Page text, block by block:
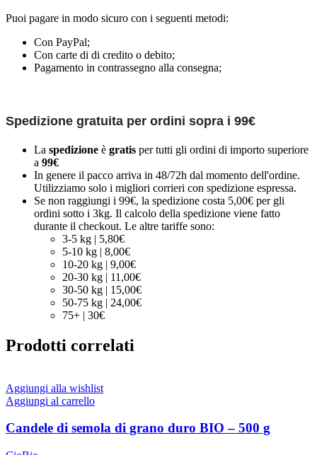
Puoi pagare in modo sicuro con i seguenti metodi:
Con PayPal;
Con carte di di credito o debito;
Pagamento in contrassegno alla consegna;
Spedizione gratuita per ordini sopra i 99€
La spedizione è gratis per tutti gli ordini di importo superiore
a 99€
In genere il pacco arriva in 48/72h dal momento dell'ordine.
Utilizziamo solo i migliori corrieri con spedizione espressa.
Se non raggiungi i 99€, la spedizione costa 5,00€ per gli
ordini sotto i 3kg. Il calcolo della spedizione viene fatto
durante il checkout. Le altre tariffe sono:
3-5 kg | 5,80€
5-10 kg | 8,00€
10-20 kg | 9,00€
20-30 kg | 11,00€
30-50 kg | 15,00€
50-75 kg | 24,00€
75+ | 30€
Prodotti correlati
Aggiungi alla wishlist
Aggiungi al carrello
Candele di semola di grano duro BIO – 500 g